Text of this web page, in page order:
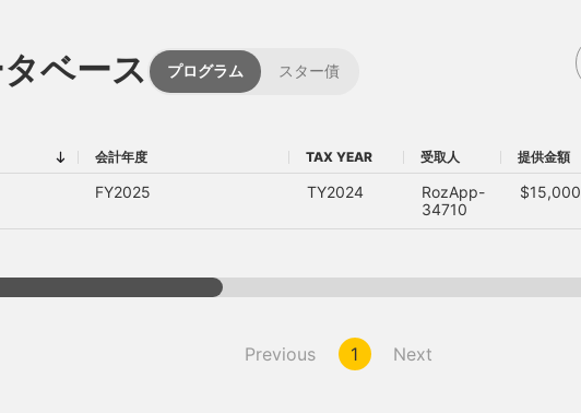
ベース プログラム スター債
会計年度 TAX YEAR 受取人 提供金額
提供金額
FY2025 TY2024
RozApp-
34710
$15,000
Previous 1 Next